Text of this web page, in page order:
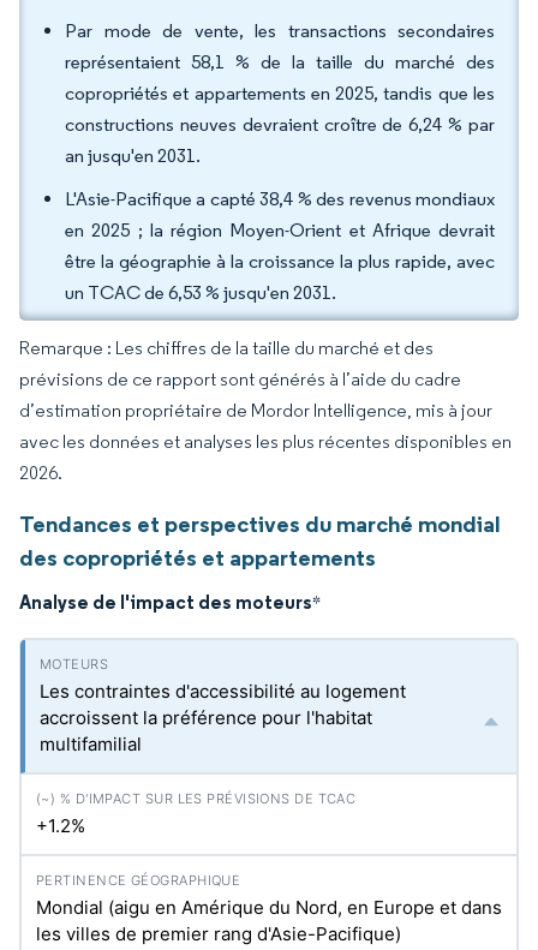
Par mode de vente, les transactions secondaires
représentaient 58,1 % de la taille du marché des
copropriétés et appartements en 2025, tandis que les
constructions neuves devraient croître de 6,24 % par
an jusqu'en 2031.
L'Asie-Pacifique a capté 38,4 % des revenus mondiaux
en 2025 ; la région Moyen-Orient et Afrique devrait
être la géographie à la croissance la plus rapide, avec
un TCAC de 6,53 % jusqu'en 2031.
Remarque : Les chiffres de la taille du marché et des
prévisions de ce rapport sont générés à l’aide du cadre
d’estimation propriétaire de Mordor Intelligence, mis à jour
avec les données et analyses les plus récentes disponibles en
2026.
Tendances et perspectives du marché mondial
des copropriétés et appartements
Analyse de l'impact des moteurs*
Les contraintes d'accessibilité au logement
accroissent la préférence pour l'habitat
multifamilial
+1.2%
Mondial (aigu en Amérique du Nord, en Europe et dans
les villes de premier rang d'Asie-Pacifique)